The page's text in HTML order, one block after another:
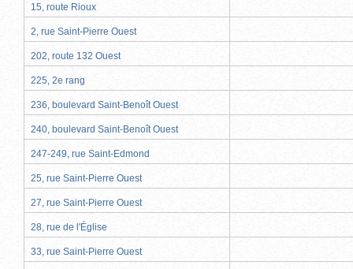
15, route Rioux
2, rue Saint-Pierre Ouest
202, route 132 Ouest
225, 2e rang
236, boulevard Saint-Benoît Ouest
240, boulevard Saint-Benoît Ouest
247-249, rue Saint-Edmond
25, rue Saint-Pierre Ouest
27, rue Saint-Pierre Ouest
28, rue de l'Église
33, rue Saint-Pierre Ouest